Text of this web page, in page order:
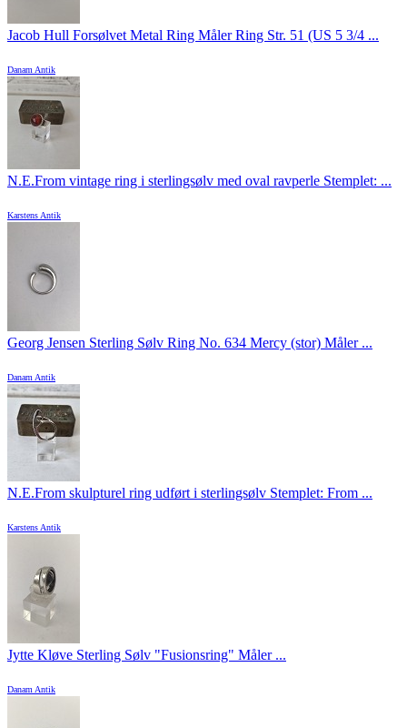
Jacob Hull Forsølvet Metal Ring Måler Ring Str. 51 (US 5 3/4 ...
Danam Antik
N.E.From vintage ring i sterlingsølv med oval ravperle Stemplet: ...
Karstens Antik
Georg Jensen Sterling Sølv Ring No. 634 Mercy (stor) Måler ...
Danam Antik
N.E.From skulpturel ring udført i sterlingsølv Stemplet: From ...
Karstens Antik
Jytte Kløve Sterling Sølv "Fusionsring" Måler ...
Danam Antik